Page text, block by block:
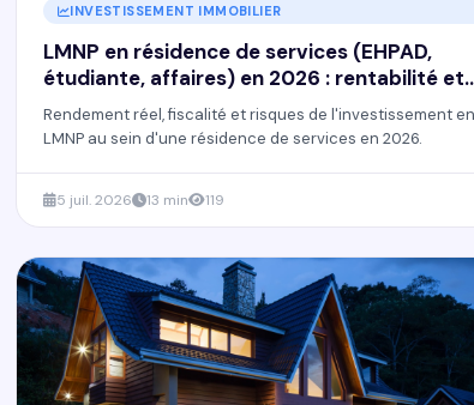
INVESTISSEMENT IMMOBILIER
LMNP en résidence de services (EHPAD,
étudiante, affaires) en 2026 : rentabilité et
risques réels
Rendement réel, fiscalité et risques de l'investissement en
LMNP au sein d'une résidence de services en 2026.
5 juil. 2026 13 min 119